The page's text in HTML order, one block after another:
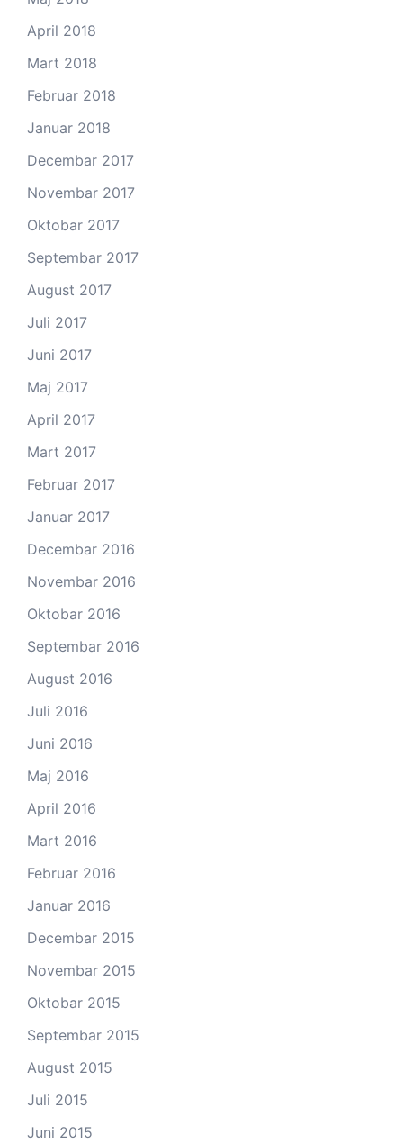
April 2018
Mart 2018
Februar 2018
Januar 2018
Decembar 2017
Novembar 2017
Oktobar 2017
Septembar 2017
August 2017
Juli 2017
Juni 2017
Maj 2017
April 2017
Mart 2017
Februar 2017
Januar 2017
Decembar 2016
Novembar 2016
Oktobar 2016
Septembar 2016
August 2016
Juli 2016
Juni 2016
Maj 2016
April 2016
Mart 2016
Februar 2016
Januar 2016
Decembar 2015
Novembar 2015
Oktobar 2015
Septembar 2015
August 2015
Juli 2015
Juni 2015